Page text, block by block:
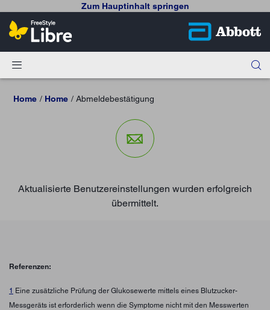
Zum Hauptinhalt springen
Home Home Abmeldebestätigung
Aktualisierte Benutzereinstellungen wurden erfolgreich
übermittelt.
Referenzen:
1 Eine zusätzliche Prüfung der Glukosewerte mittels eines Blutzucker-
Messgeräts ist erforderlich wenn die Symptome nicht mit den Messwerten